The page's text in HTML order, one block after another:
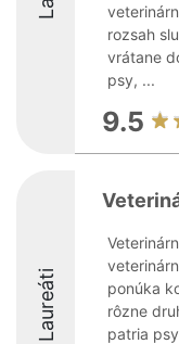
rozsah
vrátane
psy, ...
9.5
Laureáti
ponúka
rôzne
patria